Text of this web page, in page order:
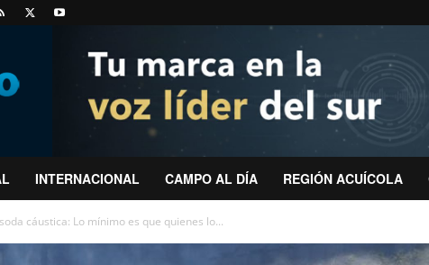
INTERNACIONAL CAMPO AL DÍA REGIÓN ACUÍCOLA
cáustica: Lo mínimo es que quienes lo...